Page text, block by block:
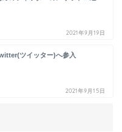
2021年9月19日
ツイッター)へ参入
2021年9月15日